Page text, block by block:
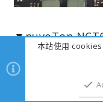
▼nuvoTon
本站使用